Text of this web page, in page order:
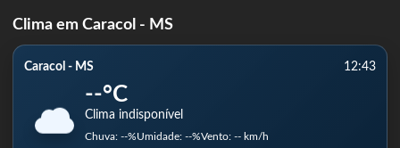
Clima em Caracol - MS
Caracol - MS 12:43
--°C
Clima indisponível
Chuva: --%Umidade: --%Vento: -- km/h